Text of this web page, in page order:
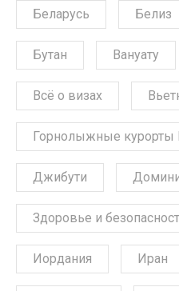
Беларусь Белиз
Бутан Вануату
Всё о визах
Горнолыжные курорты
Джибути
Здоровье и
Иордания Иран